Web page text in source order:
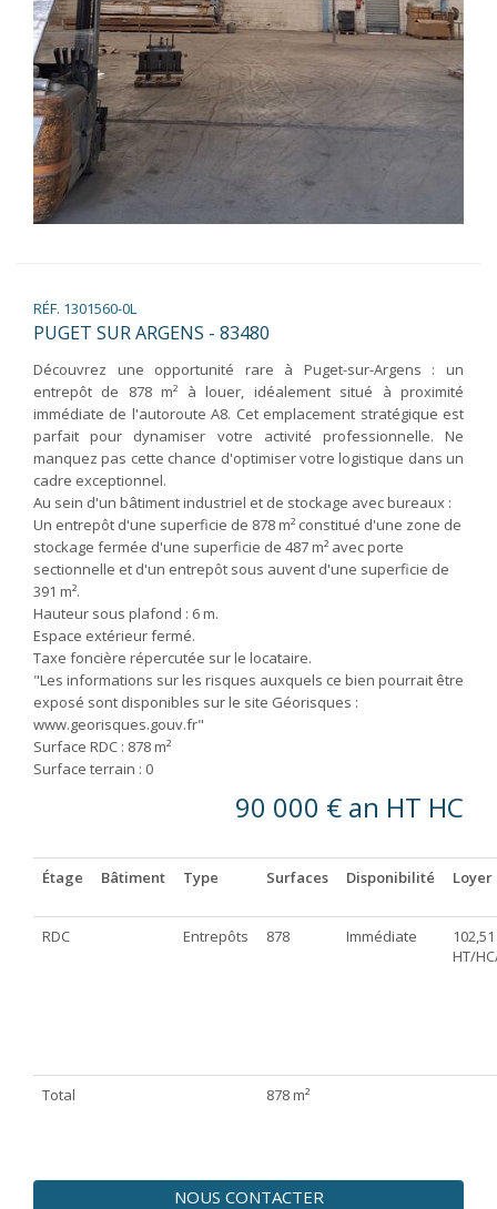
RÉF. 1301560-0L
PUGET SUR ARGENS - 83480
Découvrez une opportunité rare à Puget-sur-Argens : un
entrepôt de 878 m² à louer, idéalement situé à proximité
immédiate de l'autoroute A8. Cet emplacement stratégique est
parfait pour dynamiser votre activité professionnelle. Ne
manquez pas cette chance d'optimiser votre logistique dans un
cadre exceptionnel.
Au sein d'un bâtiment industriel et de stockage avec bureaux :
Un entrepôt d'une superficie de 878 m² constitué d'une zone de
stockage fermée d'une superficie de 487 m² avec porte
sectionnelle et d'un entrepôt sous auvent d'une superficie de
391 m².
Hauteur sous plafond : 6 m.
Espace extérieur fermé.
Taxe foncière répercutée sur le locataire.
"Les informations sur les risques auxquels ce bien pourrait être
exposé sont disponibles sur le site Géorisques :
www.georisques.gouv.fr"
Surface RDC : 878 m²
Surface terrain : 0
90 000 € an HT HC
Étage Bâtiment Type Surfaces Disponibilité Loyer
RDC Entrepôts 878 Immédiate
102,51
HT/
Total 878 m²
NOUS CONTACTER